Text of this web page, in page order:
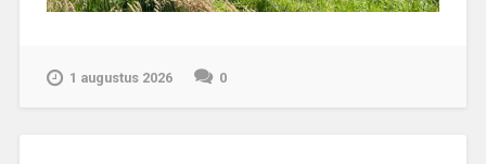
1 augustus 2026 0